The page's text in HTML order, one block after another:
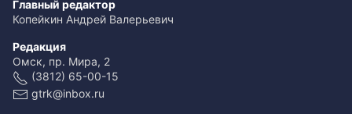
Главный редактор
Копейкин Андрей Валерьевич
Редакция
Омск, пр. Мира, 2
(3812) 65-00-15
gtrk@inbox.ru